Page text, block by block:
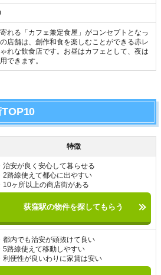
れる「カフェ兼定食屋」がコンセプトとなっ
店舗は、創作和食を楽しむことができる赤レ
れな飲食店です。お昼はカフェとして、夜は
できます。
特徴
治安が良く安心して暮らせる
2路線使えて都心に出やすい
10ヶ所以上の商店街がある
荻窪駅の物件を探してもらう
都内でも治安が頭抜けて良い
5路線使えて移動しやすい
利便性が良いわりに家賃は安い